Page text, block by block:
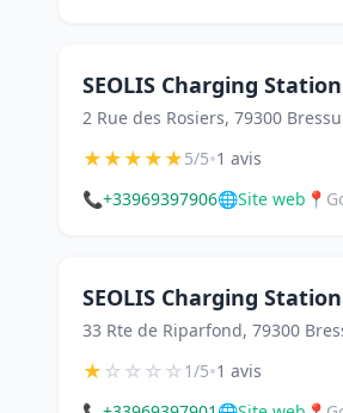
SEOLIS Charging Station
2 Rue des Rosiers, 79300
★★★★★5/5•1 avis
📞+33969397906🌐Site web 📍
SEOLIS Charging Station
33 Rte de Riparfond, 79300
★☆☆☆☆1/5•1 avis